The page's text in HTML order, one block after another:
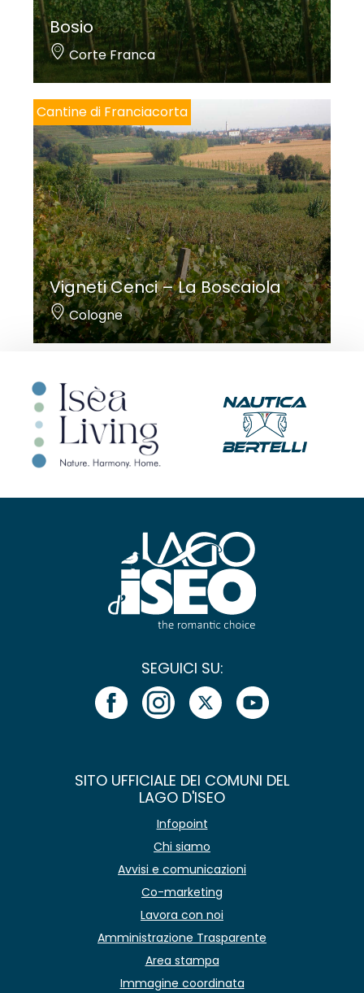
Bosio
Corte Franca
Cantine di Franciacorta
Vigneti Cenci – La Boscaiola
Cologne
SEGUICI SU:
SITO UFFICIALE DEI COMUNI DEL
LAGO D'ISEO
Infopoint
Chi siamo
Avvisi e comunicazioni
Co-marketing
Lavora con noi
Amministrazione Trasparente
Area stampa
Immagine coordinata